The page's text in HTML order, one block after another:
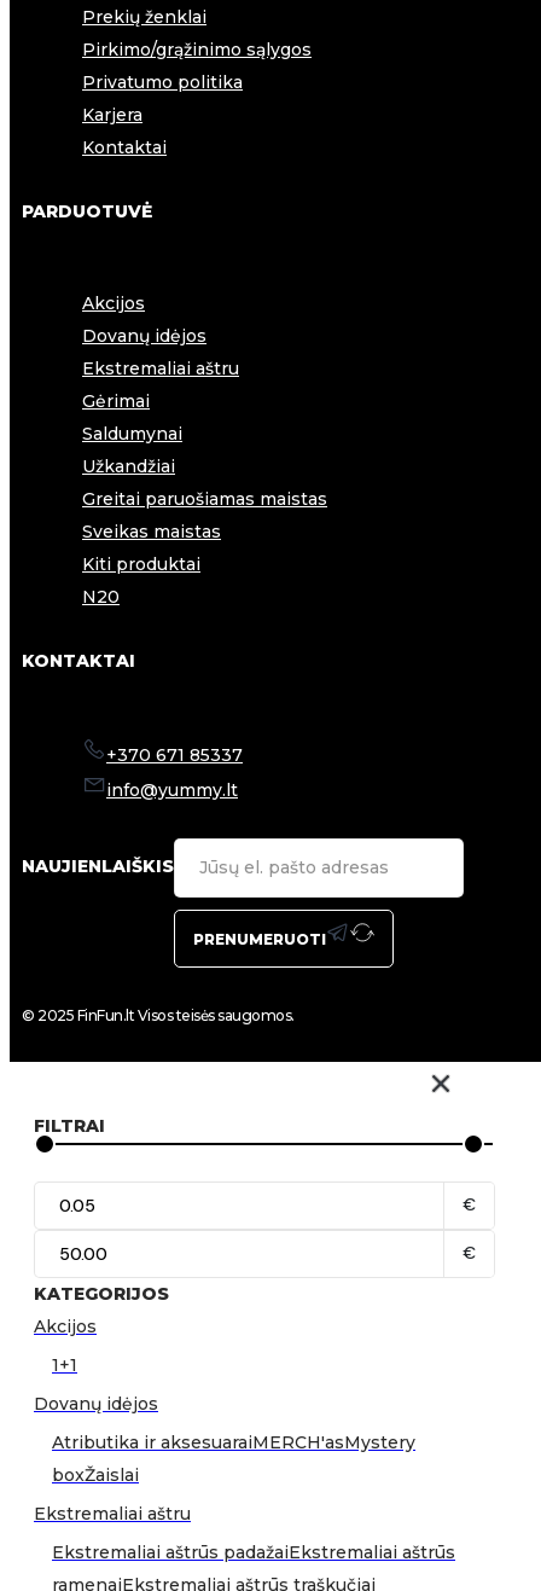
Prekių ženklai
Pirkimo/grąžinimo sąlygos
Privatumo politika
Karjera
Kontaktai
PARDUOTUVĖ
Akcijos
Dovanų idėjos
Ekstremaliai aštru
Gėrimai
Saldumynai
Užkandžiai
Greitai paruošiamas maistas
Sveikas maistas
Kiti produktai
N20
KONTAKTAI
+370 671 85337
info@yummy.lt
NAUJIENLAIŠKIS
PRENUMERUOTI
© 2025 FinFun.lt Visos teisės saugomos.
FILTRAI
€
€
KATEGORIJOS
Akcijos
1+1
Dovanų idėjos
Atributika ir aksesuaraiMERCH'asMystery
boxŽaislai
Ekstremaliai aštru
Ekstremaliai aštrūs padažaiEkstremaliai aštrūs
ramenaiEkstremaliai aštrūs traškučiai